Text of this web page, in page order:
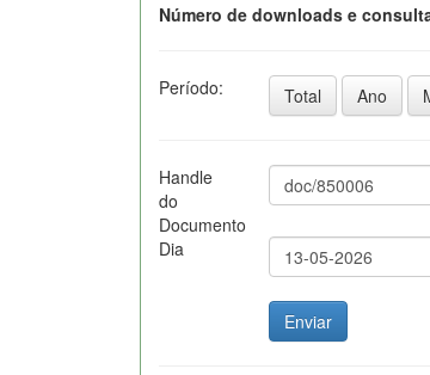
Número de downloads e
Período: Total Ano
Handle
do
Documento
Dia